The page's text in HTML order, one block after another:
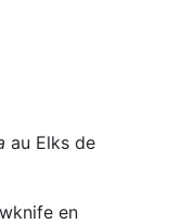
au Elks de
en